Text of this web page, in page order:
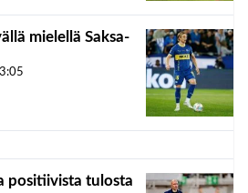
mielellä Saksa-
positiivista tulosta